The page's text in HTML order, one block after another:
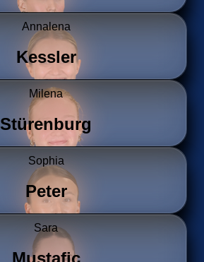
Annalena
Kessler
Milena
Stürenburg
Sophia
Peter
Sara
Mustafic